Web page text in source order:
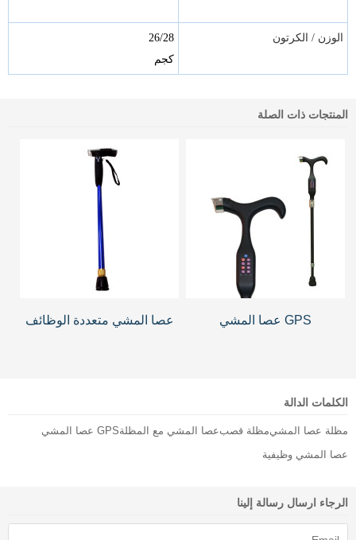
الوزن / الكرتون
26/28
كجم
المنتجات ذات الصلة
GPS عصا المشي عصا المشي متعددة الوظائف
الكلمات الدالة
مظلة عصا المشيمظلة قصبعصا المشي مع المظلةGPS عصا المشي
عصا المشي وظيفية
الرجاء ارسال رسالة إلينا